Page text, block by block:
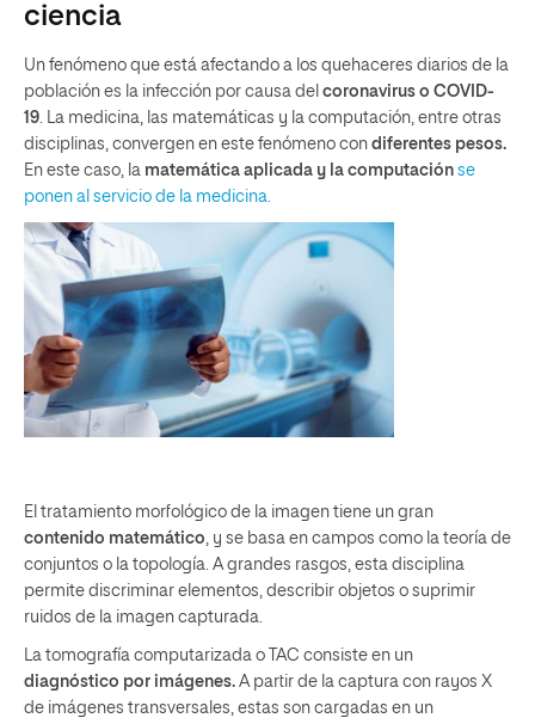
ciencia
Un fenómeno que está afectando a los quehaceres diarios de la
población es la infección por causa del coronavirus o COVID-
19. La medicina, las matemáticas y la computación, entre otras
disciplinas, convergen en este fenómeno con diferentes pesos.
En este caso, la matemática aplicada y la computación se
ponen al servicio de la medicina.
El tratamiento morfológico de la imagen tiene un gran
contenido matemático , y se basa en campos como la teoría de
conjuntos o la topología. A grandes rasgos, esta disciplina
permite discriminar elementos, describir objetos o suprimir
ruidos de la imagen capturada.
La tomografía computarizada o TAC consiste en un
diagnóstico por imágenes. A partir de la captura con rayos X
de imágenes transversales, estas son cargadas en un